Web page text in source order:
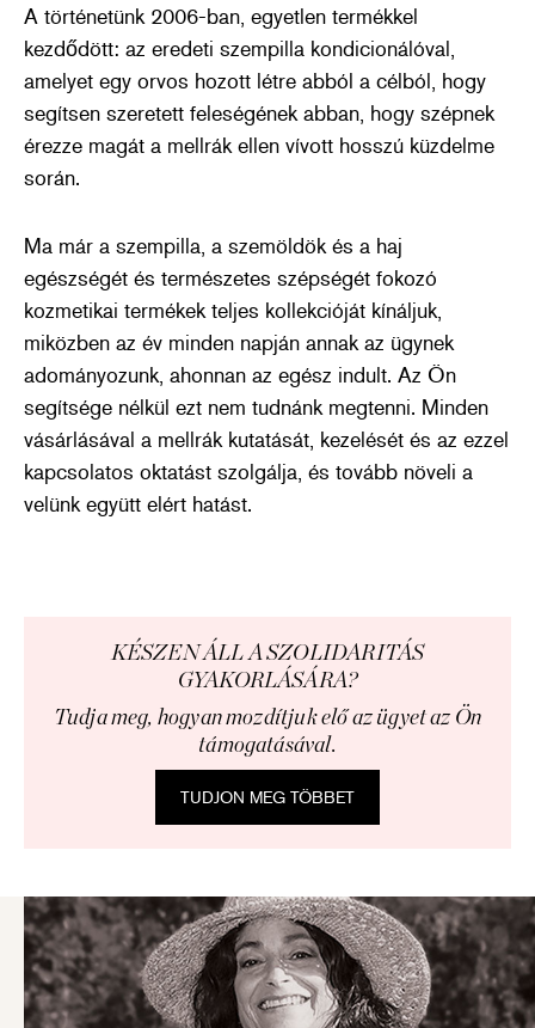
A történetünk 2006-ban, egyetlen termékkel
kezdődött: az eredeti szempilla kondicionálóval,
amelyet egy orvos hozott létre abból a célból, hogy
segítsen szeretett feleségének abban, hogy szépnek
érezze magát a mellrák ellen vívott hosszú küzdelme
során.
Ma már a szempilla, a szemöldök és a haj
egészségét és természetes szépségét fokozó
kozmetikai termékek teljes kollekcióját kínáljuk,
miközben az év minden napján annak az ügynek
adományozunk, ahonnan az egész indult. Az Ön
segítsége nélkül ezt nem tudnánk megtenni. Minden
vásárlásával a mellrák kutatását, kezelését és az ezzel
kapcsolatos oktatást szolgálja, és tovább növeli a
velünk együtt elért hatást.
KÉSZEN ÁLL A SZOLIDARITÁS
GYAKORLÁSÁRA?
Tudja meg, hogyan mozdítjuk elő az ügyet az Ön
támogatásával.
TUDJON MEG TÖBBET